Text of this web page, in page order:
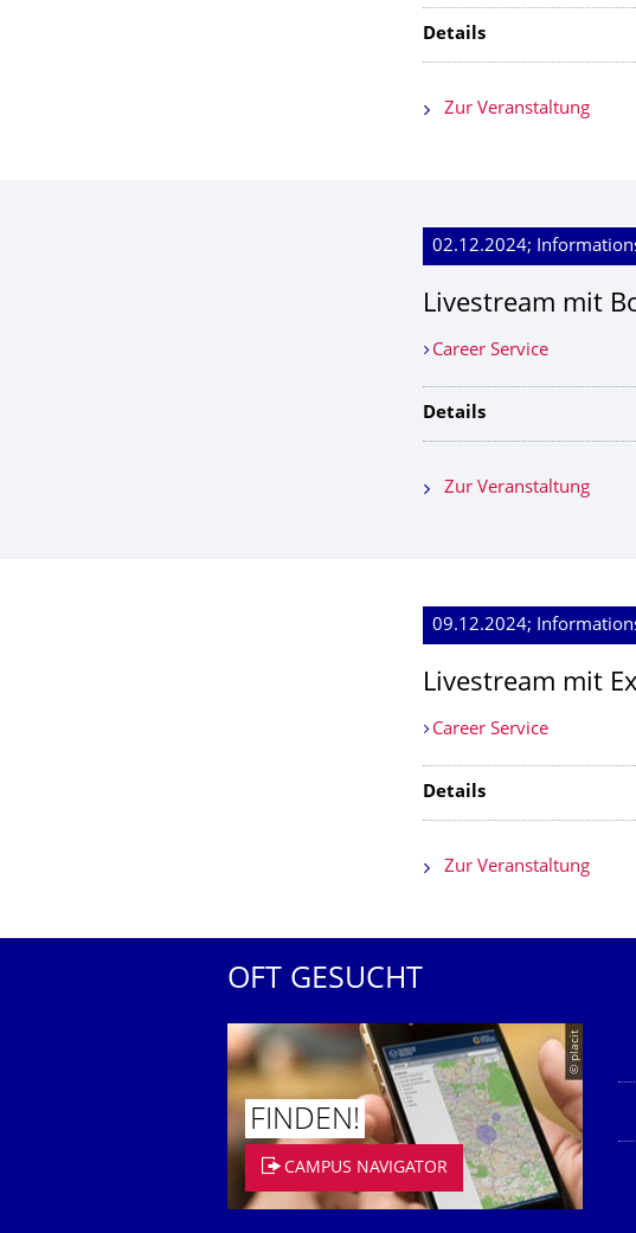
Details
Zur Veranstaltung
02.12.2024;
Livestream mit
Career Service
Details
Zur Veranstaltung
09.12.2024;
Livestream mit
Career Service
Details
Zur Veranstaltung
OFT GESUCHT
© placit
FINDEN!
CAMPUS NAVIGATOR